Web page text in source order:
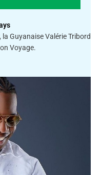
Guyanaise Valérie Tribord
Voyage.